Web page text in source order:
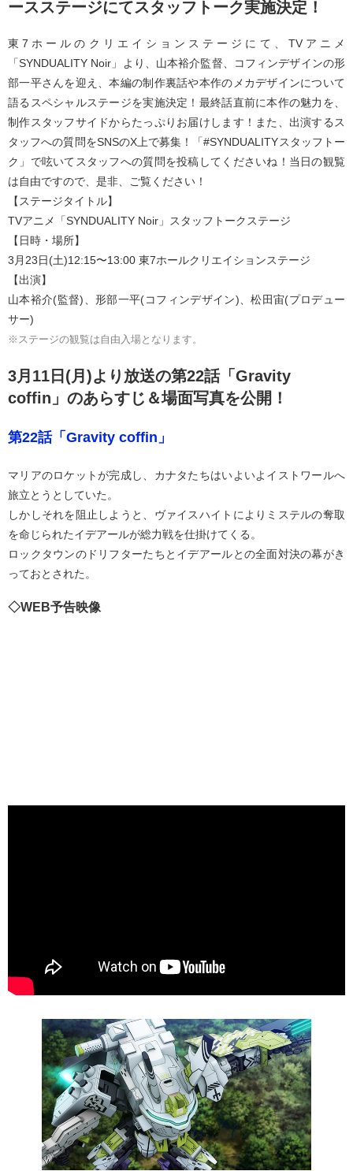
ースステージにてスタッフトーク実施決定！
東7ホールのクリエイションステージにて、TVアニメ
「SYNDUALITY Noir」より、山本裕介監督、コフィンデザインの形
部一平さんを迎え、本編の制作裏話や本作のメカデザインについて
語るスペシャルステージを実施決定！最終話直前に本作の魅力を、
制作スタッフサイドからたっぷりお届けします！また、出演するス
タッフへの質問をSNSのX上で募集！「#SYNDUALITYスタッフトー
ク」で呟いてスタッフへの質問を投稿してくださいね！当日の観覧
は自由ですので、是非、ご覧ください！
【ステージタイトル】
TVアニメ「SYNDUALITY Noir」スタッフトークステージ
【日時・場所】
3月23日(土)12:15〜13:00 東7ホールクリエイションステージ
【出演】
山本裕介(監督)、形部一平(コフィンデザイン)、松田宙(プロデュー
サー)
※ステージの観覧は自由入場となります。
3月11日(月)より放送の第22話「Gravity
coffin」のあらすじ＆場面写真を公開！
第22話「Gravity coffin」
マリアのロケットが完成し、カナタたちはいよいよイストワールへ
旅立とうとしていた。
しかしそれを阻止しようと、ヴァイスハイトによりミステルの奪取
を命じられたイデアールが総力戦を仕掛けてくる。
ロックタウンのドリフターたちとイデアールとの全面対決の幕がき
っておとされた。
◇WEB予告映像